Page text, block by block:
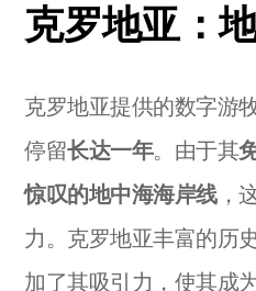
克罗地亚：
克罗地亚提供的数字游
停留长达一年。由于其
惊叹的地中海海岸线，
力。克罗地亚丰富的历
加了其吸引力，使其成